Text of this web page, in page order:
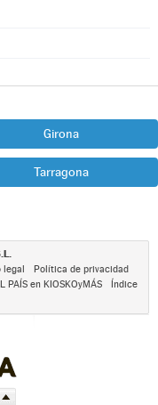
Girona
Tarragona
legal
Política de privacidad
PAÍS en KIOSKOyMÁS
Índice